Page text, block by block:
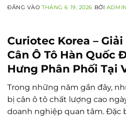
ĐĂNG VÀOTHÁNG 6 19, 2026 BỞI ADMIN
Curiotec Korea –
Cân Ô Tô Hàn Quốc
Hưng Phân Phối Tại
Trong những năm gần đây,
bị cân ô tô chất lượng cao
doanh nghiệp quan tâm. Đặc